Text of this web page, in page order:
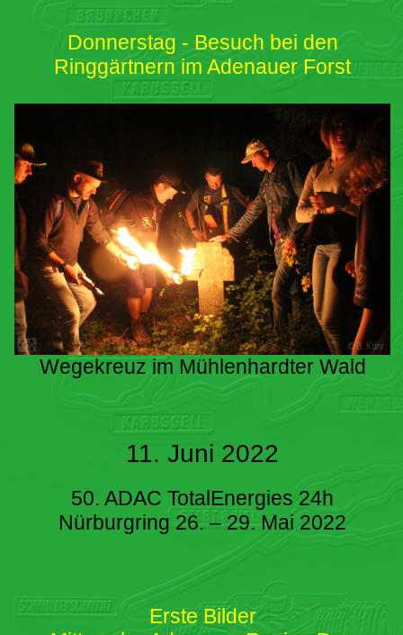
Donnerstag - Besuch bei den
Ringgärtnern im Adenauer Forst
Wegekreuz im Mühlenhardter Wald
11. Juni 2022
50. ADAC TotalEnergies 24h
Nürburgring 26. – 29. Mai 2022
Erste Bilder